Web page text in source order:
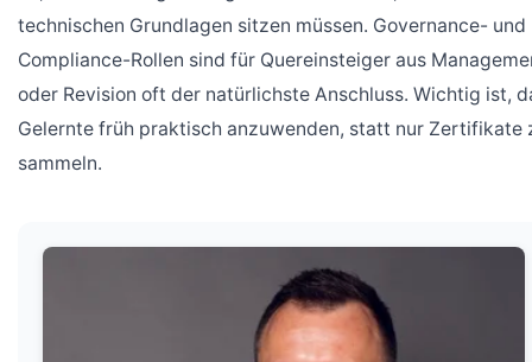
technischen Grundlagen sitzen müssen. Governance- und
Compliance-Rollen sind für Quereinsteiger aus
oder Revision oft der natürlichste Anschluss. Wichtig ist,
Gelernte früh praktisch anzuwenden, statt nur Zertifikate
sammeln.